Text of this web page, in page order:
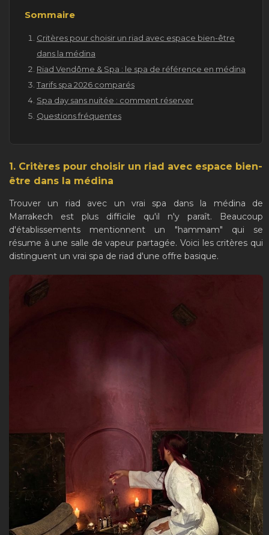
Sommaire
Critères pour choisir un riad avec espace bien-être
dans la médina
Riad Vendôme & Spa : le spa de référence en médina
Tarifs spa 2026 comparés
Spa day sans nuitée : comment réserver
Questions fréquentes
1. Critères pour choisir un riad avec espace bien-
être dans la médina
Trouver un riad avec un vrai spa dans la médina de
Marrakech est plus difficile qu'il n'y paraît. Beaucoup
d'établissements mentionnent un "hammam" qui se
résume à une salle de vapeur partagée. Voici les critères qui
distinguent un vrai spa de riad d'une offre basique.